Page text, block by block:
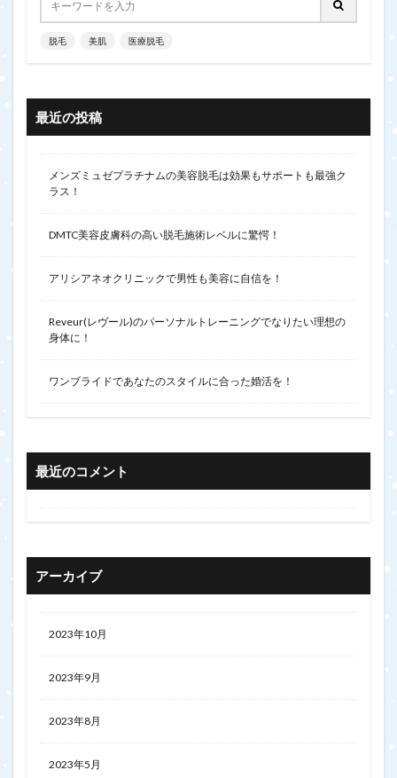
脱毛 美肌 医療脱毛
最近の投稿
メンズミュゼプラチナムの美容脱毛は効果もサポートも最強ク
ラス！
DMTC美容皮膚科の高い脱毛施術レベルに驚愕！
アリシアネオクリニックで男性も美容に自信を！
Reveur(レヴール)のパーソナルトレーニングでなりたい理想の
身体に！
ワンブライドであなたのスタイルに合った婚活を！
最近のコメント
アーカイブ
2023年10月
2023年9月
2023年8月
2023年5月